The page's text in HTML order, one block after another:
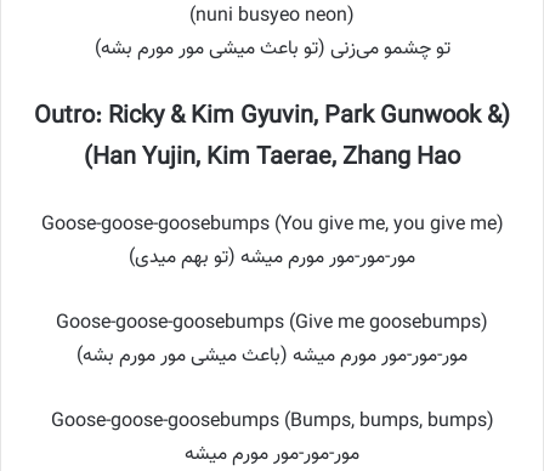
(nuni busyeo neon)
تو چشمو می‌زنی (تو باعث میشی مور مورم بشه)
(Outro: Ricky & Kim Gyuvin, Park Gunwook &
Han Yujin, Kim Taerae, Zhang Hao)
Goose-goose-goosebumps (You give me, you give me)
مور-مور-مور مورم میشه (تو بهم میدی)
Goose-goose-goosebumps (Give me goosebumps)
مور-مور-مور مورم میشه (باعث میشی مور مورم بشه)
Goose-goose-goosebumps (Bumps, bumps, bumps)
مور-مور-مور مورم میشه